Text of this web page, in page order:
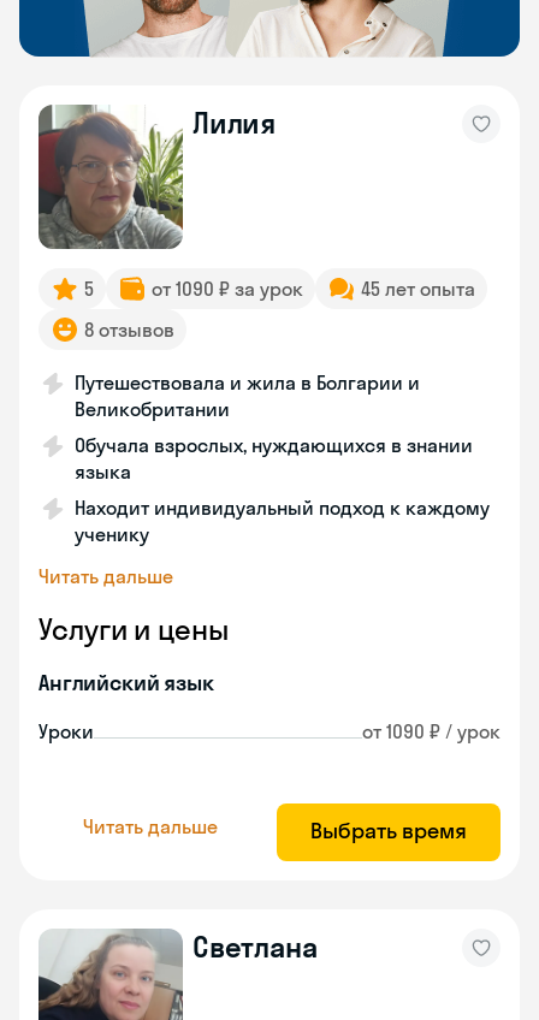
Лилия
5 от 1090 ₽ за урок
45 лет опыта
8 отзывов
Путешествовала и жила в Болгарии и
Великобритании
Обучала взрослых, нуждающихся в знании
языка
Находит индивидуальный подход к каждому
ученику
Читать дальше
Услуги и цены
Английский язык
Уроки от 1090 ₽ / урок
Читать дальше Выбрать время
Светлана